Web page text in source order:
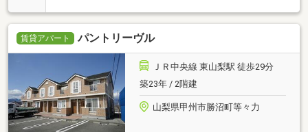
賃貸アパート パントリーヴル
ＪＲ中央線 東山梨駅 徒歩29分
築23年 / 2階建
山梨県甲州市勝沼町等々力